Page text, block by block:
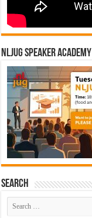
NLJUG Speaker Academy
Search